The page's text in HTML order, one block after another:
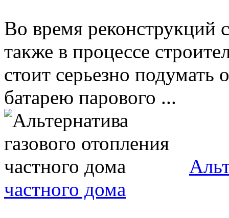
Во время реконструкций
также в процессе
стоит серьезно подумать
батарею парового ...
частного дома